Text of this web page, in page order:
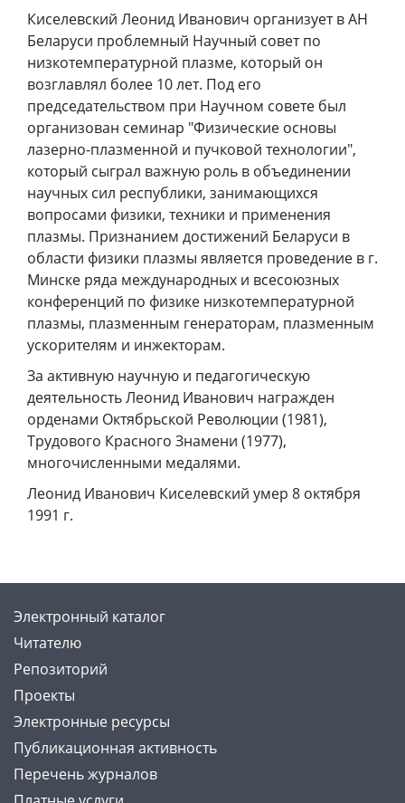
Киселевский Леонид Иванович организует в АН
Беларуси проблемный Научный совет по
низкотемпературной плазме, который он
возглавлял более 10 лет. Под его
председательством при Научном совете был
организован семинар "Физические основы
лазерно-плазменной и пучковой технологии",
который сыграл важную роль в объединении
научных сил республики, занимающихся
вопросами физики, техники и применения
плазмы. Признанием достижений Беларуси в
области физики плазмы является проведение в г.
Минске ряда международных и всесоюзных
конференций по физике низкотемпературной
плазмы, плазменным генераторам, плазменным
ускорителям и инжекторам.
За активную научную и педагогическую
деятельность Леонид Иванович награжден
орденами Октябрьской Революции (1981),
Трудового Красного Знамени (1977),
многочисленными медалями.
Леонид Иванович Киселевский умер 8 октября
1991 г.
Электронный каталог
Читателю
Репозиторий
Проекты
Электронные ресурсы
Публикационная активность
Перечень журналов